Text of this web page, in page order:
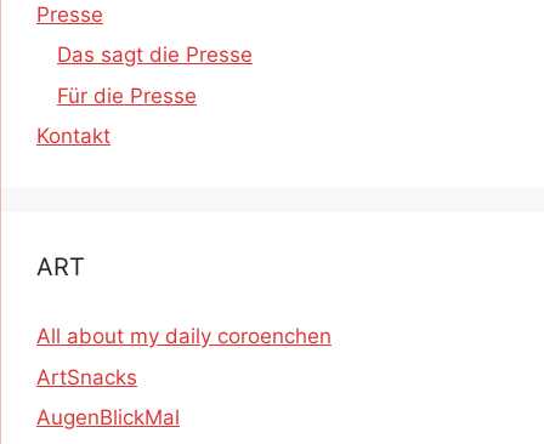
Presse
Das sagt die Presse
Für die Presse
Kontakt
ART
All about my daily coroenchen
ArtSnacks
AugenBlickMal